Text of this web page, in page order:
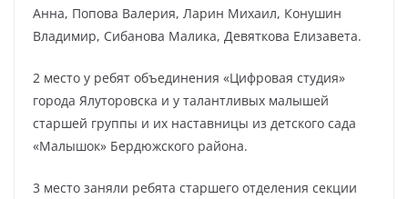
Анна, Попова Валерия, Ларин Михаил, Конушин
Владимир, Сибанова Малика, Девяткова Елизавета.
2 место у ребят объединения «Цифровая студия»
города Ялуторовска и у талантливых малышей
старшей группы и их наставницы из детского сада
«Малышок» Бердюжского района.
3 место заняли ребята старшего отделения секции